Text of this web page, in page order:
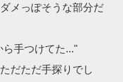
メっぽそうな部分だ
ら手つけてた..."
だただ手探りでし